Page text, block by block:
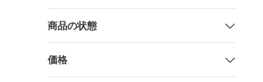
商品の状態
価格